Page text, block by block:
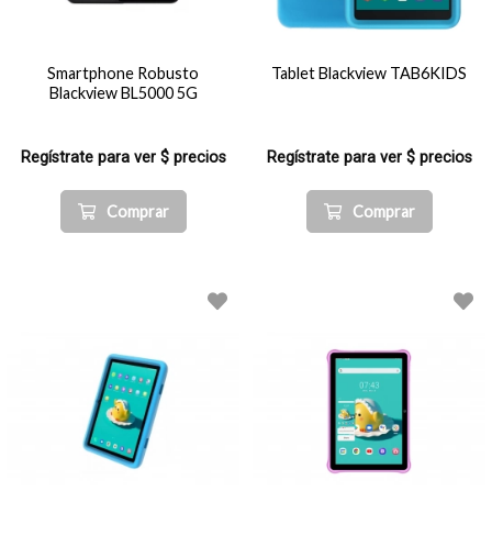
Smartphone Robusto
Blackview BL5000 5G
Regístrate para ver $ precios
Comprar
Tablet Blackview TAB6KIDS
Regístrate para ver $ precios
Comprar